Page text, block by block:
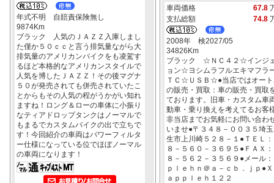
年式不明 自賠責保険無し
9874Km
ブラック 人気のＪＡＺＺ入庫しまし
た僅か５０ｃｃと言う排気量ながら大
排気量のアメリカンバイクをも凌駕す
るほど本格的なアメリカンスタイルで
人気を博したＪＡＺＺ！その後マグナ
５０が発売されても併売されていたこ
とからもその人気の程がうかがい知れ
ますね！ロング＆ローの車体に小振り
なティアドロップタンクはノーマルで
もまるでカスタムバイクの出で立ちで
す！今回紹介の車両はパワーフィルタ
ー仕様になっている位でほぼノーマル
の車両になります！
車両価格 67.8
支払総額
74.8
2008年 検2027/05
34826Km
ブラック ☆ＮＣ４２☆インジ
ョン☆ヨシムラフルエキマフラ
ＴＣ☆ＵＳＢ☆●当店ではオー
の販売・買取：車の販売・買取
ております。旧車・カスタム車
動車・乗り換えを考えてるお客
非当店までお気軽にお問い合わ
いませ●〒３４８－００３５埼
生市上川崎５２８－１●ＴＥＬ
８－５６０－３６９５●ＦＡＸ
８－５６２－３５６９●メール
ｐｌｅｈｎ＠ａ－ｃｂ．ｊｐ●
ａｐｐｌｅｈ１２２